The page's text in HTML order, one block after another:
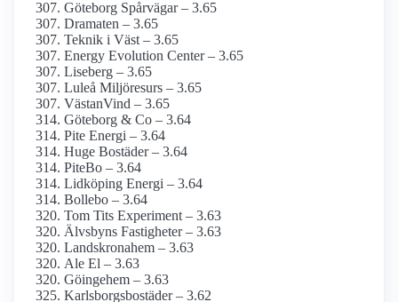
Göteborg Spårvägar – 3.65
Dramaten – 3.65
Teknik i Väst – 3.65
Energy Evolution Center – 3.65
Liseberg – 3.65
Luleå Miljöresurs – 3.65
VästanVind – 3.65
Göteborg & Co – 3.64
Pite Energi – 3.64
Huge Bostäder – 3.64
PiteBo – 3.64
Lidköping Energi – 3.64
Bollebo – 3.64
Tom Tits Experiment – 3.63
Älvsbyns Fastigheter – 3.63
Landskronahem – 3.63
Ale El – 3.63
Göingehem – 3.63
Karlsborgsbostäder – 3.62